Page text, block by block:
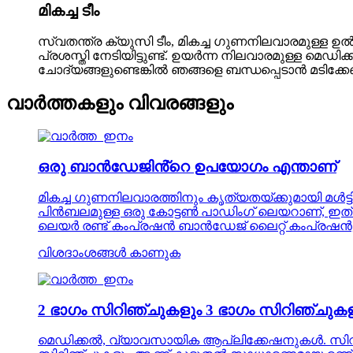
മികച്ച ടീം
സ്വതന്ത്ര ക്യുസി ടീം, മികച്ച ഗുണനിലവാരമുള്ള
പ്രശസ്തി നേടിയിട്ടുണ്ട്. ഉയർന്ന നിലവാരമുള്ള
ചോദ്യങ്ങളുണ്ടെങ്കിൽ ഞങ്ങളെ ബന്ധപ്പെടാൻ
വാർത്തകളും വിവരങ്ങളും
ഒരു ബാൻഡേജിൻ്റെ ഉപയോഗം എന്താണ്
മികച്ച ഗുണനിലവാരത്തിനും കൃത്യതയ്ക്കുമായി
പിൻബലമുള്ള ഒരു കോട്ടൺ പാഡിംഗ് ലെയറാണ്, ഇത്
ലെയർ രണ്ട് കംപ്രഷൻ ബാൻഡേജ് ലൈറ്റ്
വിശദാംശങ്ങൾ കാണുക
2 ഭാഗം സിറിഞ്ചുകളും 3 ഭാഗം
മെഡിക്കൽ, വ്യാവസായിക ആപ്ലിക്കേഷനുകൾ.